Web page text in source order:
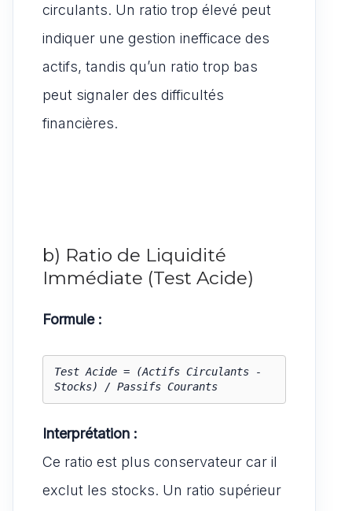
circulants. Un ratio trop élevé peut
indiquer une gestion inefficace des
actifs, tandis qu’un ratio trop bas
peut signaler des difficultés
financières.
b) Ratio de Liquidité
Immédiate (Test Acide)
Formule :
Test Acide = (Actifs Circulants -
Stocks) / Passifs Courants
Interprétation :
Ce ratio est plus conservateur car il
exclut les stocks. Un ratio supérieur